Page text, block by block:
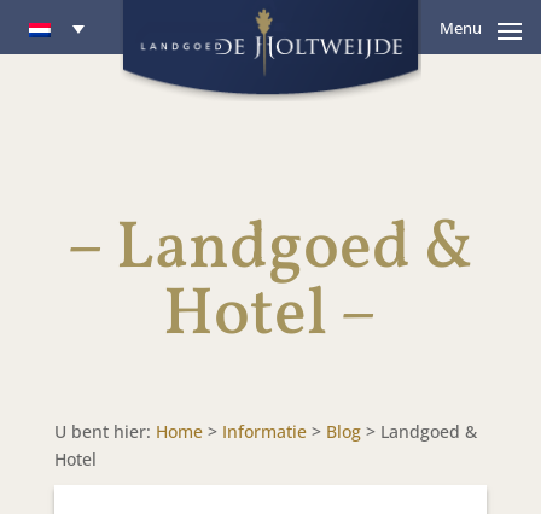
Menu
– Landgoed &
Hotel –
U bent hier: Home> Informatie> Blog> Landgoed &
Hotel